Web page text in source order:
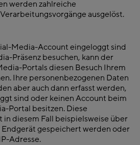
werden zahlreiche
ausgelöst.
Media-Account eingeloggt sind
Präsenz besuchen, kann der
Portals diesen Besuch Ihrem
Ihre personenbezogenen Daten
aber auch dann erfasst werden,
sind oder keinen Account beim
Portal besitzen. Diese
in diesem Fall beispielsweise über
Endgerät gespeichert werden oder
Adresse.